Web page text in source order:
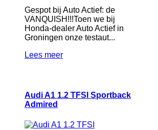
Gespot bij Auto Actief: de
VANQUISH!!!Toen we bij
Honda-dealer Auto Actief in
Groningen onze testaut...
Lees meer
Audi A1 1.2 TFSI Sportback
Admired